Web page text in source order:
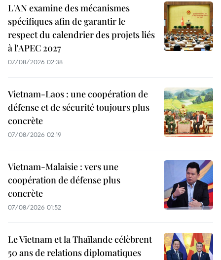
L'AN examine des mécanismes
spécifiques afin de garantir le
respect du calendrier des projets liés
à l'APEC 2027
07/08/2026 02:38
Vietnam-Laos : une coopération de
défense et de sécurité toujours plus
concrète
07/08/2026 02:19
Vietnam-Malaisie : vers une
coopération de défense plus
concrète
07/08/2026 01:52
Le Vietnam et la Thaïlande célèbrent
50 ans de relations diplomatiques